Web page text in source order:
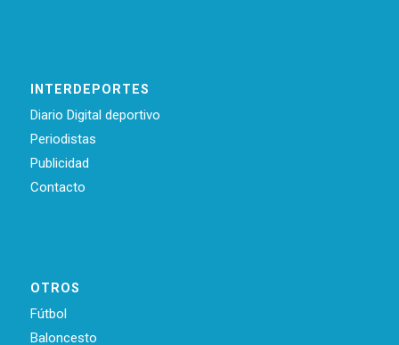
INTERDEPORTES
Diario Digital deportivo
Periodistas
Publicidad
Contacto
OTROS
Fútbol
Baloncesto